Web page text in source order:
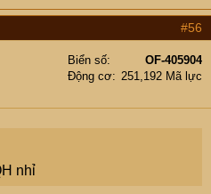
#56
Biển số
OF-405904
Động cơ
251,192 Mã lực
nhỉ